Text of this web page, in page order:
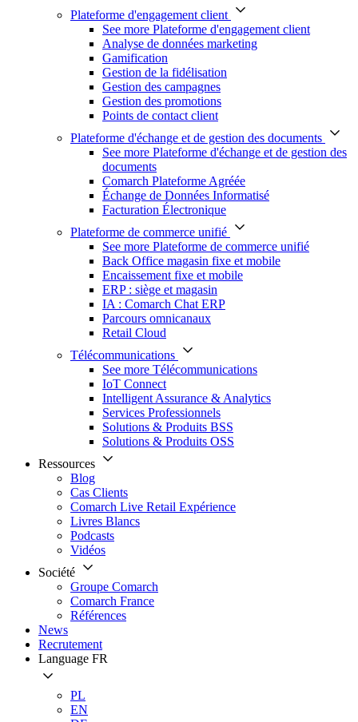
Plateforme d'engagement client
See more Plateforme d'engagement client
Analyse de données marketing
Gamification
Gestion de la fidélisation
Gestion des campagnes
Gestion des promotions
Points de contact client
Plateforme d'échange et de gestion des documents
See more Plateforme d'échange et de gestion des
documents
Comarch Plateforme Agréée
Échange de Données Informatisé
Facturation Électronique
Plateforme de commerce unifié
See more Plateforme de commerce unifié
Back Office magasin fixe et mobile
Encaissement fixe et mobile
ERP : siège et magasin
IA : Comarch Chat ERP
Parcours omnicanaux
Retail Cloud
Télécommunications
See more Télécommunications
IoT Connect
Intelligent Assurance & Analytics
Services Professionnels
Solutions & Produits BSS
Solutions & Produits OSS
Ressources
Blog
Cas Clients
Comarch Live Retail Expérience
Livres Blancs
Podcasts
Vidéos
Société
Groupe Comarch
Comarch France
Références
News
Recrutement
Language FR
PL
EN